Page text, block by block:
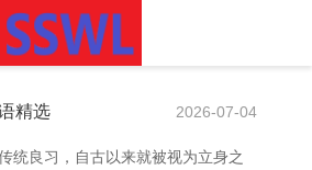
精选 2026-07-04
统良习，自古以来就被视为立身之